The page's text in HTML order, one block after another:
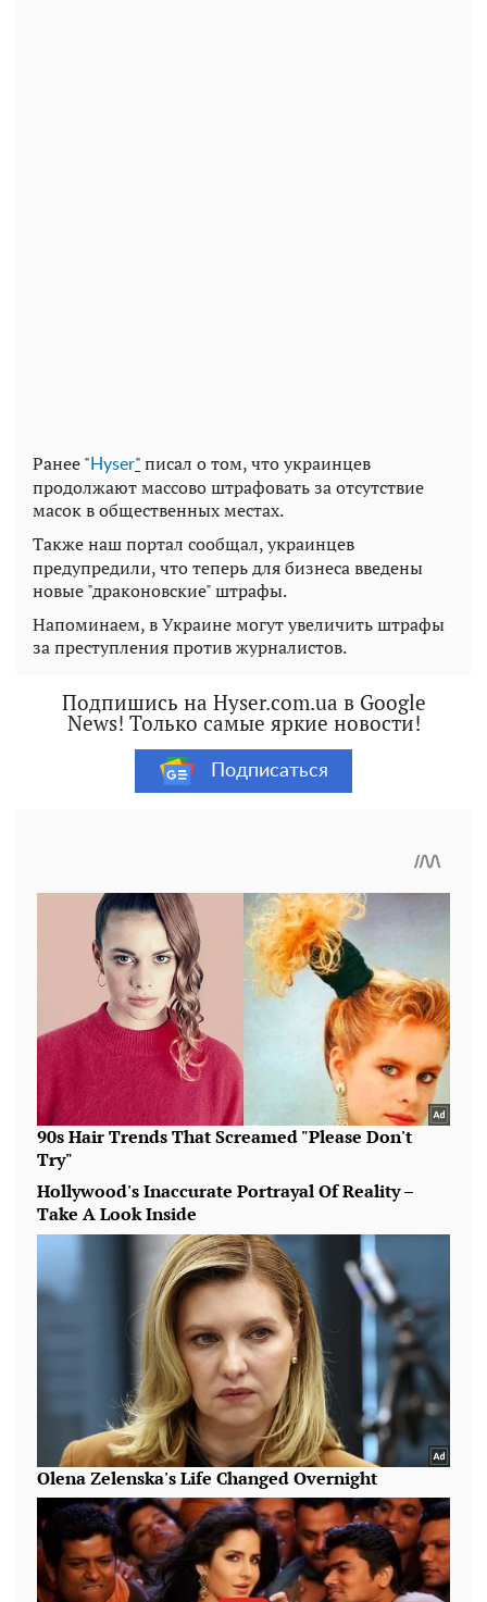
Ранее " Нyser"писал о том, что украинцев
продолжают массово штрафовать за отсутствие
масок в общественных местах.
Также наш портал сообщал, украинцев
предупредили, что теперь для бизнеса введены
новые "драконовские" штрафы.
Напоминаем, в Украине могут увеличить штрафы
за преступления против журналистов.
Подпишись на Hyser.com.ua в Google
News! Только самые яркие новости!
Подписаться